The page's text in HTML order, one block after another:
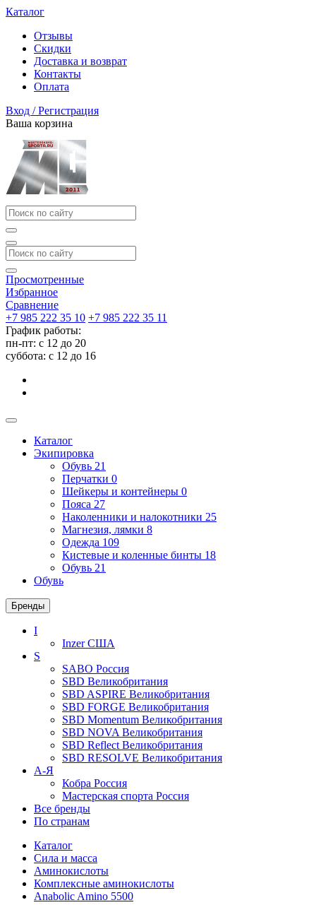
Каталог
Отзывы
Скидки
Доставка и возврат
Контакты
Оплата
Вход / Регистрация
Ваша корзина
Просмотренные
Избранное
Сравнение
+7 985 222 35 10 +7 985 222 35 11
График работы:
пн-пт: с 12 до 20
суббота: c 12 до 16
Каталог
Экипировка
Обувь 21
Перчатки 0
Шейкеры и контейнеры 0
Пояса 27
Наколенники и налокотники 25
Магнезия, лямки 8
Одежда 109
Кистевые и коленные бинты 18
Обувь 21
Обувь
Бренды
I
InzerСША
S
SABO Россия
SBD Великобритания
SBD ASPIRE Великобритания
SBD FORGE Великобритания
SBD Momentum Великобритания
SBD NOVA Великобритания
SBD Reflect Великобритания
SBD RESOLVE Великобритания
А-Я
Кобра Россия
Мастерская спорта Россия
Все бренды
По странам
Каталог
Сила и масса
Аминокислоты
Комплексные аминокислоты
Anabolic Amino 5500